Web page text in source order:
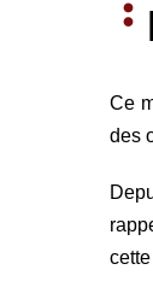
Ce
des